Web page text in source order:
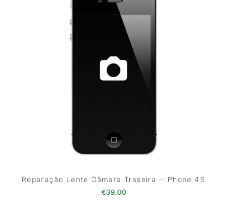
Reparação Lente Câmara Traseira - iPhone 4S
€39.00